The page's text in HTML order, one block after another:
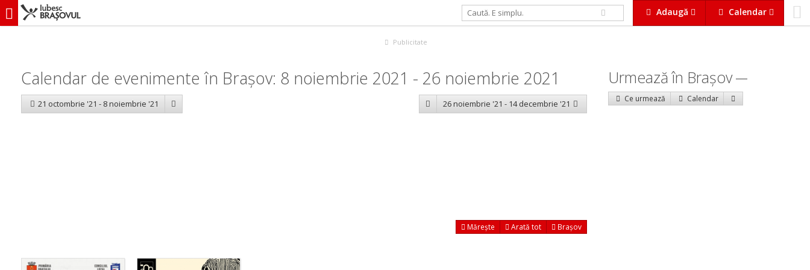
Adaugă Calendar
iubescbraşovul.ro
Publicitate
Calendar de evenimente în Brașov: 8 noiembrie 2021 - 26 noiembrie 2021
21 octombrie '21 - 8 noiembrie '21 26 noiembrie '21 - 14 decembrie '21
Mărește Arată tot Brașov
Urmează în Braşov
Ce urmează Calendar